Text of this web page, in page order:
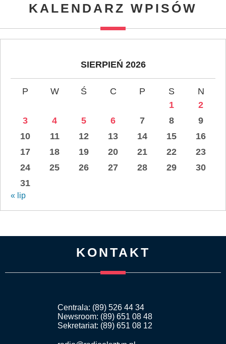
KALENDARZ WPISÓW
SIERPIEŃ 2026
P W Ś C P S
N
1
2
3
4 5 6 7 8
9
10
11 12 13 14 15
16
17
18 19 20 21 22
23
24
25 26 27 28 29
30
31
« lip
KONTAKT
Centrala: (89) 526 44 34
Newsroom: (89) 651 08 48
Sekretariat: (89) 651 08 12